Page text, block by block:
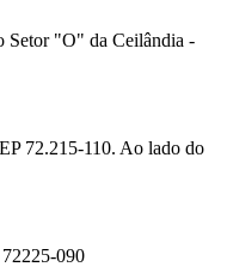
Setor "O" da Ceilândia -
72.215-110. Ao lado do
090